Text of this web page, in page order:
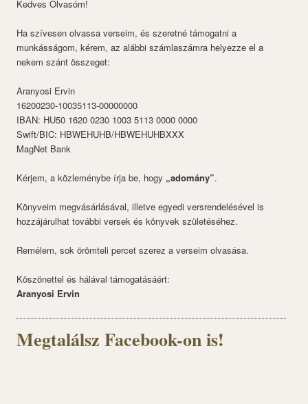
Kedves Olvasóm!
Ha szívesen olvassa verseim, és szeretné támogatni a
munkásságom, kérem, az alábbi számlaszámra helyezze el a
nekem szánt összeget:
Aranyosi Ervin
16200230-10035113-00000000
IBAN: HU50 1620 0230 1003 5113 0000 0000
Swift/BIC: HBWEHUHB/HBWEHUHBXXX
MagNet Bank
Kérjem, a közleménybe írja be, hogy „adomány”.
Könyveim megvásárlásával, illetve egyedi versrendelésével is
hozzájárulhat további versek és könyvek születéséhez.
Remélem, sok örömteli percet szerez a verseim olvasása.
Köszönettel és hálával támogatásáért:
Aranyosi Ervin
Megtalálsz Facebook-on is!